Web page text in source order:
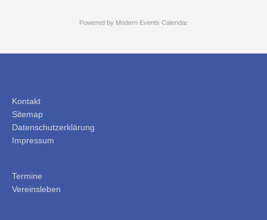
Powered by Modern Events Calendar
Kontakt
Sitemap
Datenschutzerklärung
Impressum
Termine
Vereinsleben